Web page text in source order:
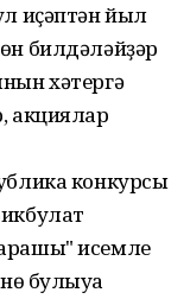
иҫәптән йыл
билдәләйҙәр
хәтергә
акциялар
конкурсы
исемле
булыуға